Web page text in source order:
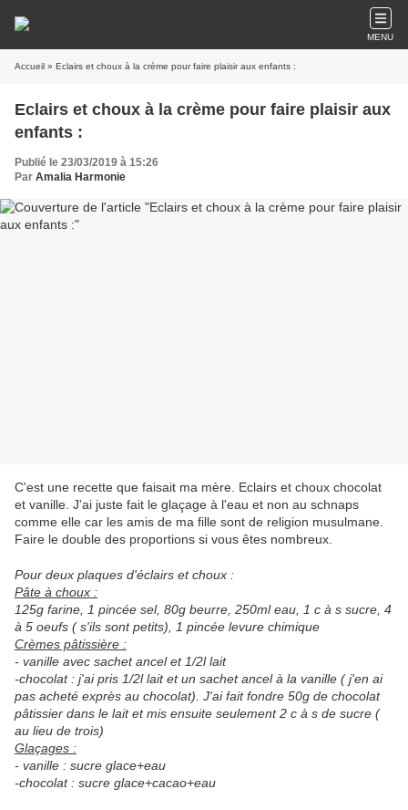
MENU
Accueil » Eclairs et choux à la crème pour faire plaisir aux enfants :
Eclairs et choux à la crème pour faire plaisir aux
enfants :
Publié le 23/03/2019 à 15:26
Par Amalia Harmonie
C'est une recette que faisait ma mère. Eclairs et choux chocolat
et vanille. J'ai juste fait le glaçage à l'eau et non au schnaps
comme elle car les amis de ma fille sont de religion musulmane.
Faire le double des proportions si vous êtes nombreux.
Pour deux plaques d'éclairs et choux :
Pâte à choux :
125g farine, 1 pincée sel, 80g beurre, 250ml eau, 1 c à s sucre, 4
à 5 oeufs ( s'ils sont petits), 1 pincée levure chimique
Crèmes pâtissière :
- vanille avec sachet ancel et 1/2l lait
-chocolat : j'ai pris 1/2l lait et un sachet ancel à la vanille ( j'en ai
pas acheté exprès au chocolat). J'ai fait fondre 50g de chocolat
pâtissier dans le lait et mis ensuite seulement 2 c à s de sucre (
au lieu de trois)
Glaçages :
- vanille : sucre glace+eau
-chocolat : sucre glace+cacao+eau